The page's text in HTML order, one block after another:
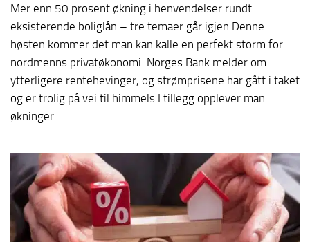
Mer enn 50 prosent økning i henvendelser rundt
eksisterende boliglån – tre temaer går igjen.Denne
høsten kommer det man kan kalle en perfekt storm for
nordmenns privatøkonomi. Norges Bank melder om
ytterligere rentehevinger, og strømprisene har gått i taket
og er trolig på vei til himmels.I tillegg opplever man
økninger...